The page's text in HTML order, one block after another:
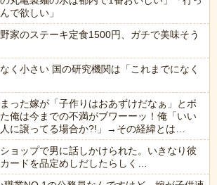
で欲しい」
野家のステーキ定食1500円、ガチで美味そう
く小さい 国の研究機関は「これまでになく
った嫁が「子作りはおあずけだなぁ」とポ
俺は今までの不満がブワーーッ！俺「いい
に譲ってる場合か?!」→その経緯とは…
ョップで男に話しかけられた。いきなり彼
ードを品定めしだしたらしく…